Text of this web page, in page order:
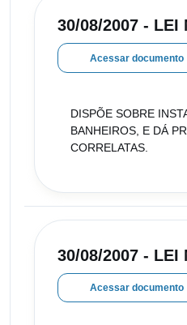
30/08/2007 - LEI
Acessar documento
DISPÕE SOBRE
BANHEIROS, E DÁ
CORRELATAS.
30/08/2007 - LEI
Acessar documento